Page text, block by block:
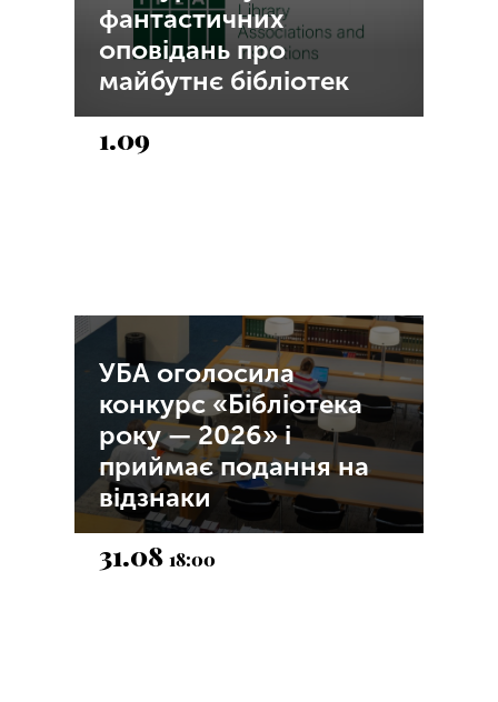
фантастичних
оповідань про
майбутнє бібліотек
1.09
УБА оголосила
конкурс «Бібліотека
року — 2026» і
приймає подання на
відзнаки
31.0818:00